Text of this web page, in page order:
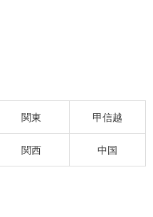
関東 甲信越
関西 中国